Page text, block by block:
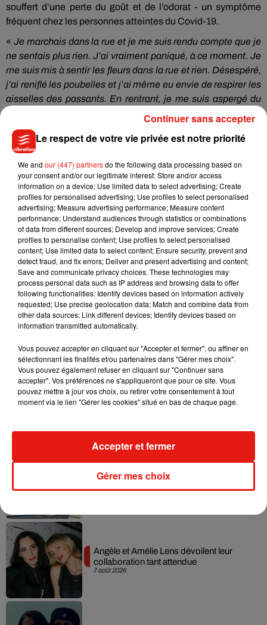
souffert d’une perte du goût et de l’odorat - un symptôme
fréquent chez les personnes atteintes du Covid-19.
« Je marchais dans la rue et je me suis rendu compte que je
ne sentais plus rien. J’ai vraiment paniqué, à ce moment. Je
me suis mis à sentir les fleurs dans la rue et rien. Désespéré,
j’ai reniflé les poubelles et j’ai même eu envie de respirer les
aisselles des passants. En rentrant, je me suis aspergé du
parfum Chanel n°5 de ma femme. Et je ne sentais toujours
rien, j’ai cru devenir fou
», a-t-il raconté. Aujourd’hui, l’acteur
semble aller beaucoup mieux, comme en témoigne son petit
sourire à la fin de l’interview.
Hugh Grant shares his awful experience battling Covid-19.
#LSSCpic.twitter.com/H1tQT5TTJd
— A Late Show (@colbertlateshow)November 11, 2020
Musique
Julien Lieb s’essaye à la vie de chatelain
dans son nouveau clip
Madonna sort enfin le remix de « Love
Sensation » avec Kylie Minogue
7 août 2026
Tayc et Didi B dévoilent le single le plus
dansant de l’année
7 août 2026
Angèle et Amélie Lens dévoilent leur
collaboration tant attendue
Le respect de votre vie privée est notre priorité
We and our (447) partnersdo the following data processing based on
your consent and/or our legitimate interest: Store and/or access
information on a device; Use limited data to select advertising; Create
profiles for personalised advertising; Use profiles to select personalised
advertising; Measure advertising performance; Measure content
performance; Understand audiences through statistics or combinations
of data from different sources; Develop and improve services; Create
profiles to personalise content; Use profiles to select personalised
content; Use limited data to select content; Ensure security, prevent and
detect fraud, and fix errors; Deliver and present advertising and content;
Save and communicate privacy choices. These technologies may
process personal data such as IP address and browsing data to offer
following functionalities: Identify devices based on information actively
requested; Use precise geolocation data; Match and combine data from
other data sources; Link different devices; Identify devices based on
information transmitted automatically.
Vous pouvez accepter en cliquant sur "Accepter et fermer", ou affiner en
sélectionnant les finalités et/ou partenaires dans "Gérer mes choix".
Vous pouvez également refuser en cliquant sur "Continuer sans
accepter". Vos préférences ne s'appliqueront que pour ce site. Vous
pouvez mettre à jour vos choix, ou retirer votre consentement à tout
moment via le lien "Gérer les cookies" situé en bas de chaque page.
Gérer mes choix
Accepter et fermer
Continuer sans accepter